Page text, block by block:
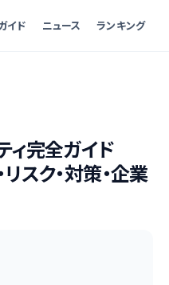
イド ニュース ランキング
ィ完全ガイド
リスク・対策・企業